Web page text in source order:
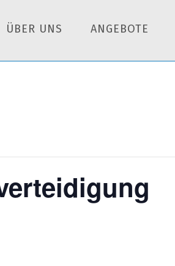
ÜBER UNS ANGEBOTE